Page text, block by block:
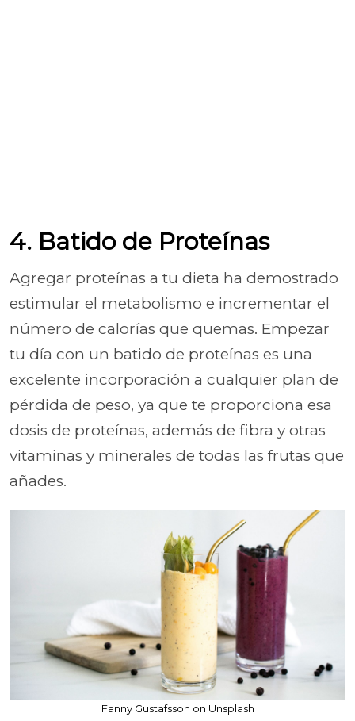
4. Batido de Proteínas
Agregar proteínas a tu dieta ha demostrado
estimular el metabolismo e incrementar el
número de calorías que quemas. Empezar
tu día con un batido de proteínas es una
excelente incorporación a cualquier plan de
pérdida de peso, ya que te proporciona esa
dosis de proteínas, además de fibra y otras
vitaminas y minerales de todas las frutas que
añades.
Fanny Gustafsson on Unsplash